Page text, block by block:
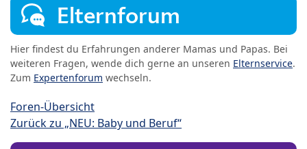
Elternforum
Hier findest du Erfahrungen anderer Mamas und Papas. Bei
weiteren Fragen, wende dich gerne an unseren Elternservice.
Zum Expertenforum wechseln.
Foren-Übersicht
Zurück zu „NEU: Baby und Beruf“